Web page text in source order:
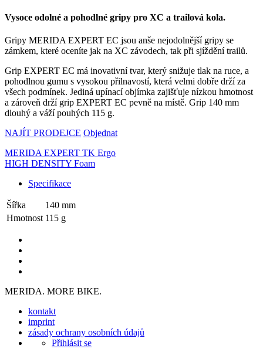
Vysoce odolné a pohodlné gripy pro XC a trailová kola.
Gripy MERIDA EXPERT EC jsou anše nejodolnější gripy se
zámkem, které oceníte jak na XC závodech, tak při sjíždění trailů.
Grip EXPERT EC má inovativní tvar, který snižuje tlak na ruce, a
pohodlnou gumu s vysokou přilnavostí, která velmi dobře drží za
všech podmínek. Jediná upínací objímka zajišťuje nízkou hmotnost
a zároveň drží grip EXPERT EC pevně na místě. Grip 140 mm
dlouhý a váží pouhých 115 g.
NAJÍT PRODEJCE Objednat
MERIDA EXPERT TK Ergo
HIGH DENSITY Foam
Specifikace
Šířka
140 mm
Hmotnost 115 g
MERIDA. MORE BIKE.
kontakt
imprint
zásady ochrany osobních údajů
Přihlásit se